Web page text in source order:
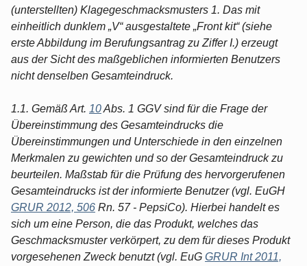
(unterstellten) Klagegeschmacksmusters 1. Das mit
einheitlich dunklem „V“ ausgestaltete „Front kit“ (siehe
erste Abbildung im Berufungsantrag zu Ziffer I.) erzeugt
aus der Sicht des maßgeblichen informierten Benutzers
nicht denselben Gesamteindruck.
1.1. Gemäß Art. 10Abs. 1 GGV sind für die Frage der
Übereinstimmung des Gesamteindrucks die
Übereinstimmungen und Unterschiede in den einzelnen
Merkmalen zu gewichten und so der Gesamteindruck zu
beurteilen. Maßstab für die Prüfung des hervorgerufenen
Gesamteindrucks ist der informierte Benutzer (vgl. EuGH
GRUR 2012, 506 Rn. 57 - PepsiCo). Hierbei handelt es
sich um eine Person, die das Produkt, welches das
Geschmacksmuster verkörpert, zu dem für dieses Produkt
vorgesehenen Zweck benutzt (vgl. EuG GRUR Int 2011,